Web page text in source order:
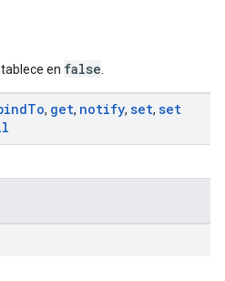
en false
To, get, notify, set, set